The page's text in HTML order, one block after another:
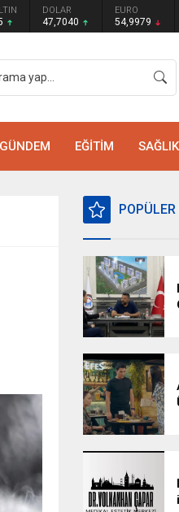
DOLAR
47,7040
EURO
54,9979
GÜNDEM EĞİTİM SAĞLIK